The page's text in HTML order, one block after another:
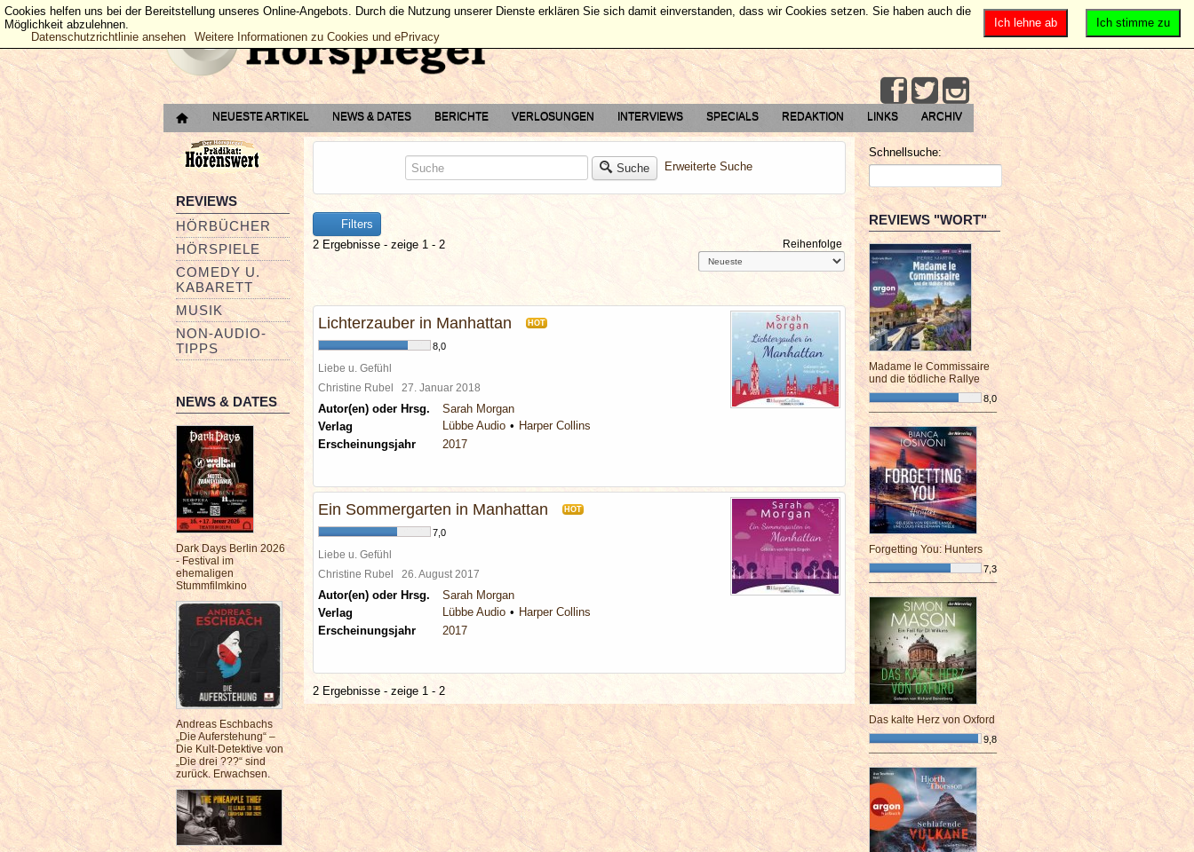
NEUESTE ARTIKEL NEWS & DATES BERICHTE VERLOSUNGEN INTERVIEWS SPECIALS REDAKTION LINKS ARCHIV
REVIEWS
HÖRBÜCHER
HÖRSPIELE
COMEDY U.
KABARETT
MUSIK
NON-AUDIO-
TIPPS
NEWS & DATES
Dark Days Berlin 2026
- Festival im
ehemaligen
Stummfilmkino
Andreas Eschbachs
„Die Auferstehung“ –
Die Kult-Detektive von
„Die drei ???“ sind
zurück. Erwachsen.
Suche Erweiterte Suche
Filters
2 Ergebnisse - zeige 1 - 2
Reihenfolge
Lichterzauber in Manhattan HOT
8,0
Liebe u. Gefühl
Christine Rubel 27. Januar 2018
Autor(en) oder Hrsg.
Sarah Morgan
Verlag
Lübbe Audio
Harper Collins
Erscheinungsjahr
2017
Ein Sommergarten in Manhattan HOT
7,0
Liebe u. Gefühl
Christine Rubel 26. August 2017
Autor(en) oder Hrsg.
Sarah Morgan
Verlag
Lübbe Audio
Harper Collins
Erscheinungsjahr
2017
2 Ergebnisse - zeige 1 - 2
Schnellsuche:
REVIEWS "WORT"
Madame le Commissaire
und die tödliche Rallye
8,0
¯¯¯¯¯¯¯¯¯¯¯¯¯¯¯¯¯¯¯¯¯¯¯¯
Forgetting You: Hunters
7,3
¯¯¯¯¯¯¯¯¯¯¯¯¯¯¯¯¯¯¯¯¯¯¯¯
Das kalte Herz von Oxford
9,8
¯¯¯¯¯¯¯¯¯¯¯¯¯¯¯¯¯¯¯¯¯¯¯¯
Ich stimme zu
Ich lehne ab
Cookies helfen uns bei der Bereitstellung unseres Online-Angebots. Durch die Nutzung unserer Dienste erklären Sie sich damit einverstanden, dass wir Cookies setzen. Sie haben auch die
Möglichkeit abzulehnen.
Datenschutzrichtlinie ansehen
Weitere Informationen zu Cookies und ePrivacy